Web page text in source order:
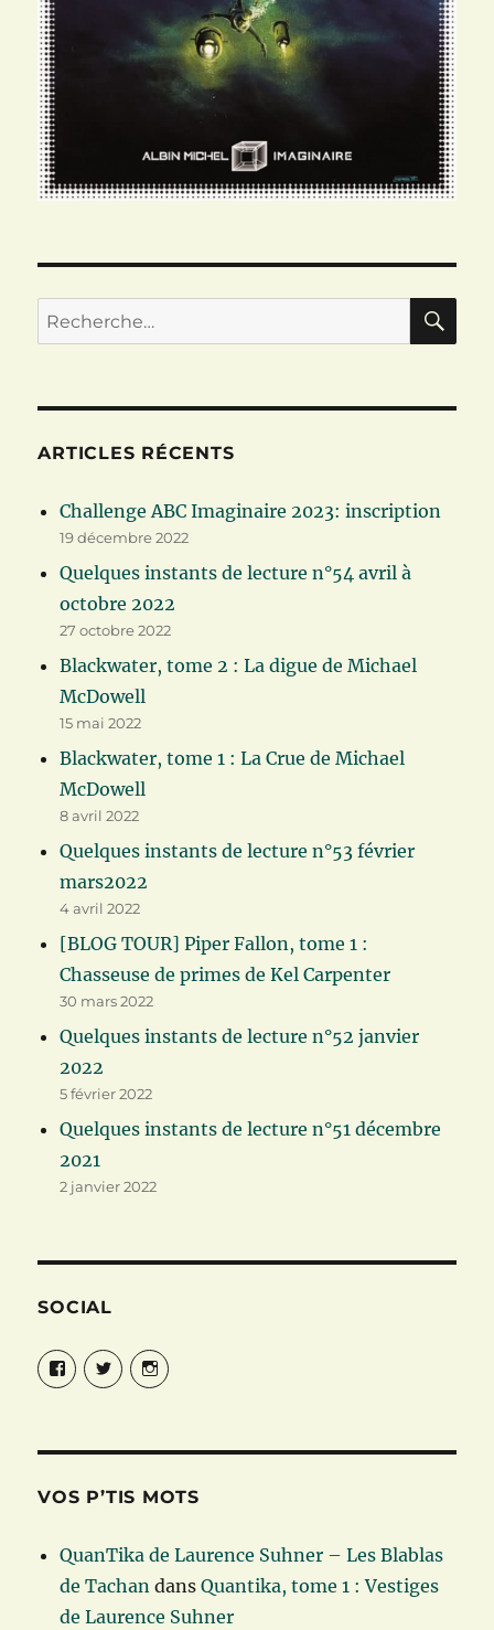
Recherche
pour :
ARTICLES RÉCENTS
Challenge ABC Imaginaire 2023: inscription
19 décembre 2022
Quelques instants de lecture n°54 avril à
octobre 2022
27 octobre 2022
Blackwater, tome 2 : La digue de Michael
McDowell
15 mai 2022
Blackwater, tome 1 : La Crue de Michael
McDowell
8 avril 2022
Quelques instants de lecture n°53 février
mars2022
4 avril 2022
[BLOG TOUR] Piper Fallon, tome 1 :
Chasseuse de primes de Kel Carpenter
30 mars 2022
Quelques instants de lecture n°52 janvier
2022
5 février 2022
Quelques instants de lecture n°51 décembre
2021
2 janvier 2022
SOCIAL
FacebookTwitterInstagram
VOS P’TIS MOTS
QuanTika de Laurence Suhner – Les Blablas
de Tachan dansQuantika, tome 1 : Vestiges
de Laurence Suhner